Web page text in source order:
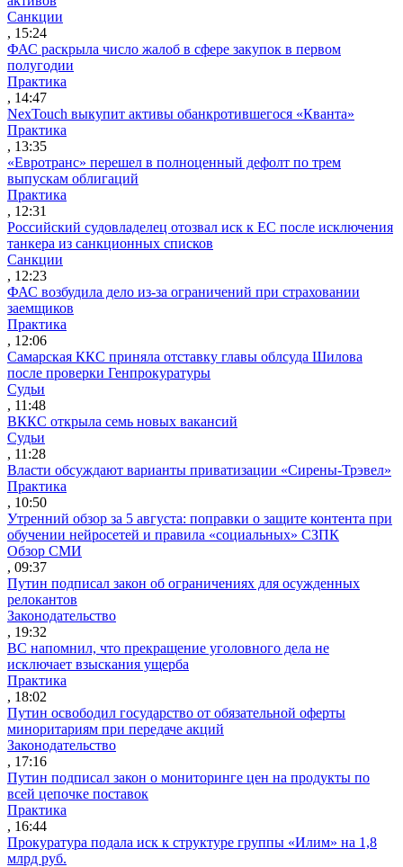
Санкции
, 15:24
ФАС раскрыла число жалоб в сфере закупок в первом
полугодии
Практика
, 14:47
NexTouch выкупит активы обанкротившегося «Кванта»
Практика
, 13:35
«Евротранс» перешел в полноценный дефолт по трем
выпускам облигаций
Практика
, 12:31
Российский судовладелец отозвал иск к ЕС после исключения
танкера из санкционных списков
Санкции
, 12:23
ФАС возбудила дело из-за ограничений при страховании
заемщиков
Практика
, 12:06
Самарская ККС приняла отставку главы облсуда Шилова
после проверки Генпрокуратуры
Судьи
, 11:48
ВККС открыла семь новых вакансий
Судьи
, 11:28
Власти обсуждают варианты приватизации «Сирены-Трэвел»
Практика
, 10:50
Утренний обзор за 5 августа: поправки о защите контента при
обучении нейросетей и правила «социальных» СЗПК
Обзор СМИ
, 09:37
Путин подписал закон об ограничениях для осужденных
релокантов
Законодательство
, 19:32
ВС напомнил, что прекращение уголовного дела не
исключает взыскания ущерба
Практика
, 18:02
Путин освободил государство от обязательной оферты
миноритариям при передаче акций
Законодательство
, 17:16
Путин подписал закон о мониторинге цен на продукты по
всей цепочке поставок
Практика
, 16:44
Прокуратура подала иск к структуре группы «Илим» на 1,8
млрд руб.